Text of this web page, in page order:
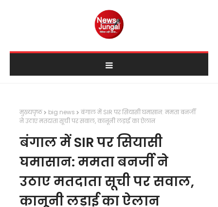
मुख्यपृष्ठ big news
बंगाल में SIR पर सियासी घमासान: ममता बनर्जी
ने उठाए मतदाता सूची पर सवाल, कानूनी लड़ाई का ऐलान
बंगाल में SIR पर सियासी
घमासान: ममता बनर्जी ने
उठाए मतदाता सूची पर सवाल,
कानूनी लड़ाई का ऐलान